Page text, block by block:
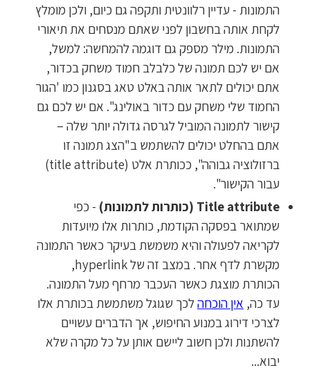
התמונות - עדיין רלוונטית ותקפה גם כיום, ולכן מומלץ
לקחת אותה בחשבון לפני שאתם מנסחים את תיאורי
התמונות. מילר מספק גם דוגמה להמחשה: למשל,
אם יש לכם תמונה של כלבלב חמוד משחק בכדור,
אתם יכולים לתאר אותה באלט טאג בסגנון כמו 'הגור
החמוד שלי משחק עם כדור באולינג". אם יש לכם גם
קישור לתמונה המוביל לגרסה גדולה יותר שלה –
אתם בהחלט יכולים להשתמש ב"הצג תמונה זו
ברזולוציה גבוהה", ככותרת אלט (title attribute)
עבור הקישור".
Title attribute (כותרות לתמונות)
- כפי
שמתואר בפסקה הקודמת, כותרות אלו מיועדות
לקריאה לפעולה והיא משמשת בעיקר כאשר התמונה
מקשרת לדף אחר. במצב זה של hyperlink,
הכותרת מוצגת כאשר העכבר מרחף מעל התמונה.
עד כה, אין הוכחהלכך שגוגל משתמשת בכותרת אלו
לצרכי דירוג במנוע החיפוש, אך הדברים עשויים
להשתנות ולכן חשוב ליישם אותן על כל מקרה שלא
יבוא...